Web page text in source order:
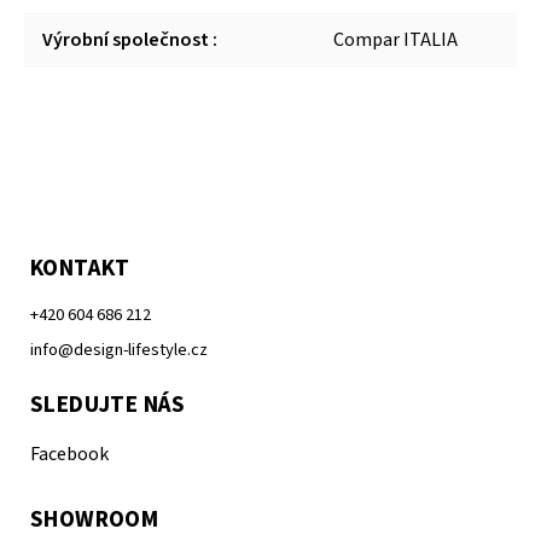
Výrobní společnost: Compar ITALIA
KONTAKT
+420 604 686 212
info@design-lifestyle.cz
SLEDUJTE NÁS
Facebook
SHOWROOM